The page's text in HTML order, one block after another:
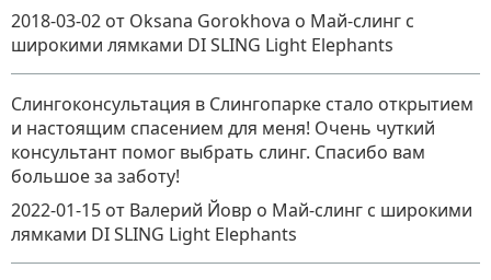
2018-03-02 от Oksana Gorokhova о Май-слинг с
широкими лямками DI SLING Light Elephants
Слингоконсультация в Слингопарке стало открытием
и настоящим спасением для меня! Очень чуткий
консультант помог выбрать слинг. Спасибо вам
большое за заботу!
2022-01-15 от Валерий Йовр о Май-слинг с широкими
лямками DI SLING Light Elephants